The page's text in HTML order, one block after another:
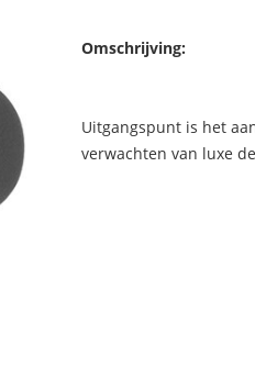
Omschrijving:
Uitgangspunt is het
verwachten van luxe